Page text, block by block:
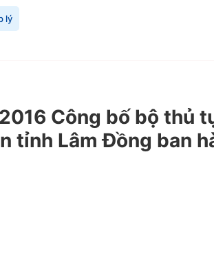
lý
Công bố bộ thủ
tỉnh Lâm Đồng ban